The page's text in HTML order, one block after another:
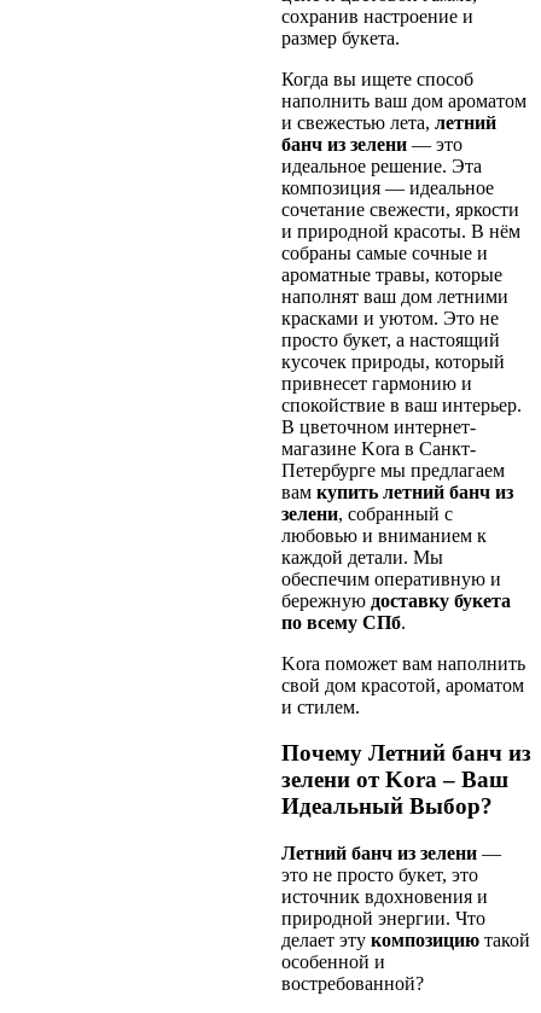
сохранив настроение и
размер букета.
Когда вы ищете способ
наполнить ваш дом ароматом
и свежестью лета, летний
банч из зелени— это
идеальное решение. Эта
композиция — идеальное
сочетание свежести, яркости
и природной красоты. В нём
собраны самые сочные и
ароматные травы, которые
наполнят ваш дом летними
красками и уютом. Это не
просто букет, а настоящий
кусочек природы, который
привнесет гармонию и
спокойствие в ваш интерьер.
В цветочном интернет-
магазине Kora в Санкт-
Петербурге мы предлагаем
вам купить летний банч из
зелени, собранный с
любовью и вниманием к
каждой детали. Мы
обеспечим оперативную и
бережную доставку букета
по всему СПб.
Kora поможет вам наполнить
свой дом красотой, ароматом
и стилем.
Почему Летний банч из
зелени от Kora – Ваш
Идеальный Выбор?
Летний банч из зелени—
это не просто букет, это
источник вдохновения и
природной энергии. Что
делает эту композициютакой
особенной и
востребованной?